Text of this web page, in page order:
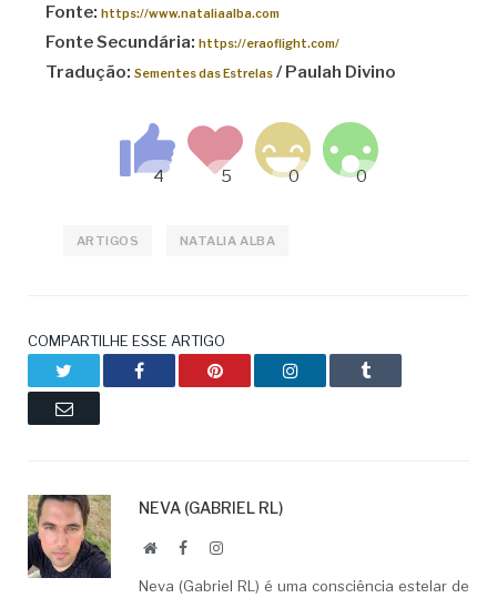
Fonte: https://www.nataliaalba.com
Fonte Secundária: https://eraoflight.com/
Tradução: Sementes das Estrelas/ Paulah Divino
ARTIGOS NATALIA ALBA
COMPARTILHE ESSE ARTIGO
Facebook Pinterest LinkedIn Tumblr
Email
NEVA (GABRIEL RL)
WebsiteFacebookLinkedIn
Neva (Gabriel RL) é uma consciência estelar de